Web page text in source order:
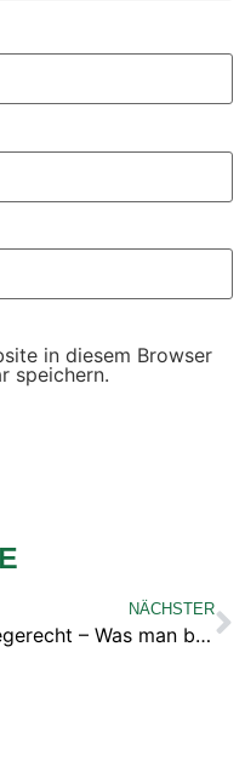
in diesem Browser
speichern.
NÄCHSTER
Wegerecht – Was man beachten sollte